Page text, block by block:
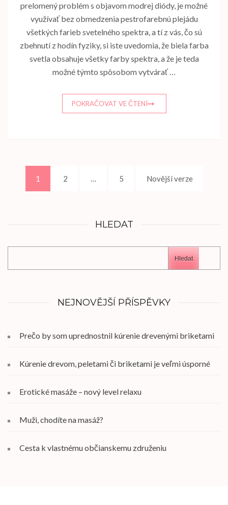
prelomený problém s objavom modrej diódy, je možné
využívať bez obmedzenia pestrofarebnú plejádu
všetkých farieb svetelného spektra, a tí z vás, čo sú
zbehnutí z hodín fyziky, si iste uvedomia, že biela farba
svetla obsahuje všetky farby spektra, a že je teda
možné týmto spôsobom vytvárať …
POKRAČOVAT VE ČTENÍ
příspěvků
Stránka
1 Stránka
2 … Stránka
5 Novější verze
HLEDAT
Hledat
NEJNOVĚJŠÍ PŘÍSPĚVKY
Prečo by som uprednostnil kúrenie drevenými briketami
Kúrenie drevom, peletami či briketami je veľmi úsporné
Erotické masáže – nový level relaxu
Muži, chodíte na masáž?
Cesta k vlastnému občianskemu združeniu